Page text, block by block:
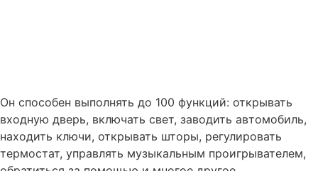
Он способен выполнять до 100 функций: открывать
входную дверь, включать свет, заводить автомобиль,
находить ключи, открывать шторы, регулировать
термостат, управлять музыкальным проигрывателем,